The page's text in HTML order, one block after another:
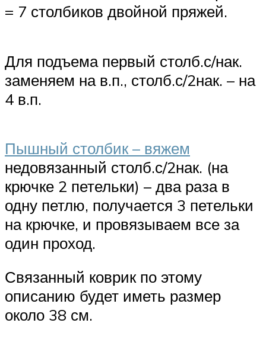
= 7 столбиков двойной пряжей.
Для подъема первый столб.с/нак.
заменяем на в.п., столб.с/2нак. – на
4 в.п.
Пышный столбик – вяжем
недовязанный столб.с/2нак. (на
крючке 2 петельки) – два раза в
одну петлю, получается 3 петельки
на крючке, и провязываем все за
один проход.
Связанный коврик по этому
описанию будет иметь размер
около 38 см.